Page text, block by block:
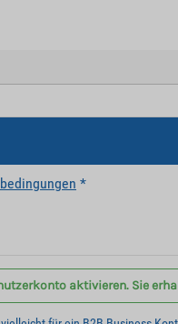
*
aktivieren. Sie